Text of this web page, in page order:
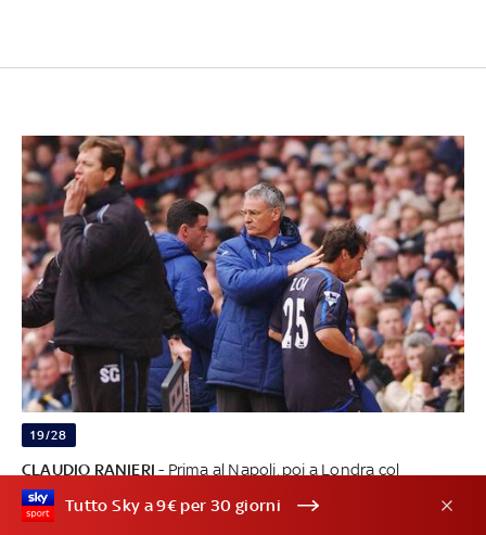
19/28
CLAUDIO RANIERI- Prima al Napoli, poi a Londra col
Chelsea:
Tutto Sky a 9€ per 30 giorni